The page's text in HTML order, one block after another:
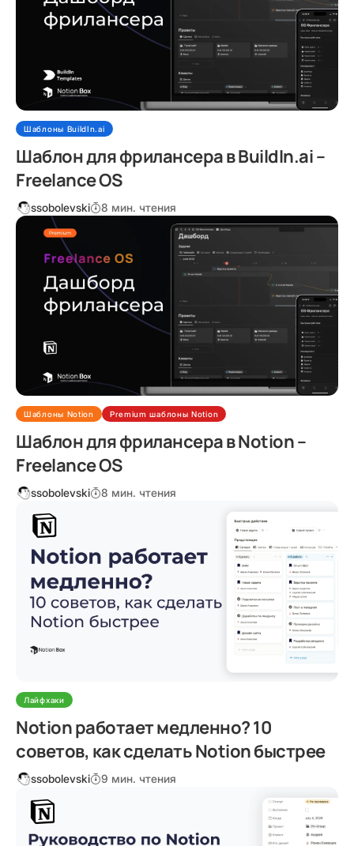
Шаблоны BuildIn.ai
Шаблон для фрилансера в BuildIn.ai –
Freelance OS
ssobolevski 8 мин. чтения
Шаблоны Notion Premium шаблоны Notion
Шаблон для фрилансера в Notion –
Freelance OS
ssobolevski 8 мин. чтения
Лайфхаки
Notion работает медленно? 10
советов, как сделать Notion быстрее
ssobolevski 9 мин. чтения